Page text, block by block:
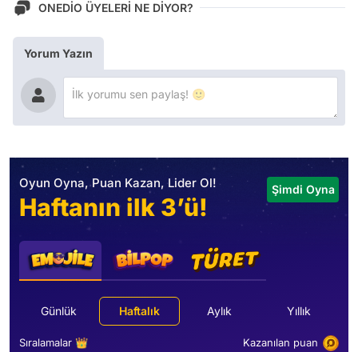
ONEDİO ÜYELERİ NE DİYOR?
Yorum Yazın
Oyun Oyna, Puan Kazan, Lider Ol!
Haftanın ilk 3’ü!
Şimdi Oyna
Günlük Haftalık Aylık Yıllık
Sıralamalar 👑 Kazanılan puan